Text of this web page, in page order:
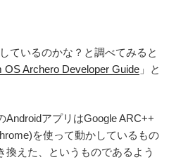
ているのかな？と調べてみると
OS Archero Developer Guide 」と
AndroidアプリはGoogle ARC++
を使って動かしているもの
換えた、というものであるよう